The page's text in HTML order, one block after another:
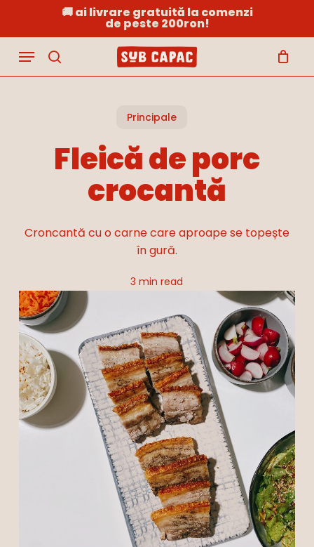
content
🚚 ai livrare gratuită la comenzi
de peste 200ron!
search
Menu
Cart Cart
Principale
Fleică de porc
crocantă
Croncantă cu o carne care aproape se topește
în gură.
3 min read